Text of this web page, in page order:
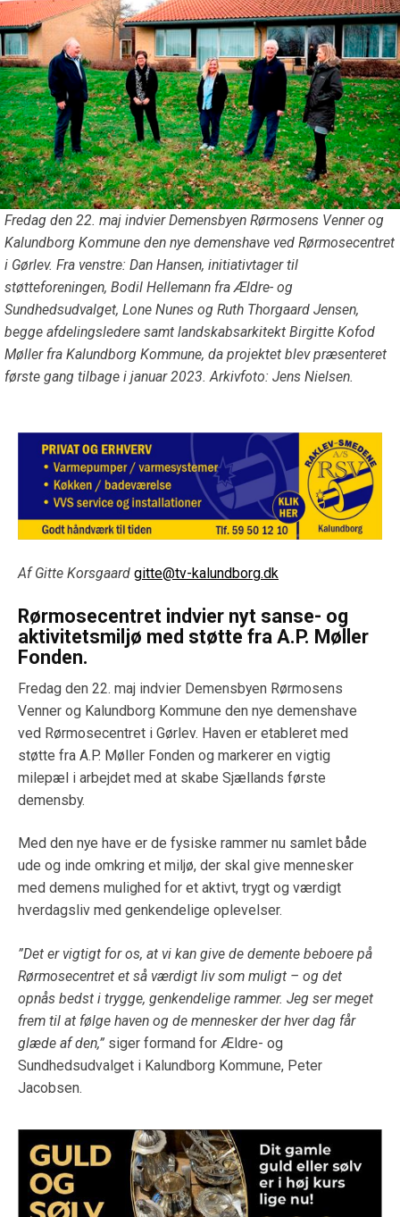
Fredag den 22. maj indvier Demensbyen Rørmosens Venner og
Kalundborg Kommune den nye demenshave ved Rørmosecentret
i Gørlev. Fra venstre: Dan Hansen, initiativtager til
støtteforeningen, Bodil Hellemann fra Ældre- og
Sundhedsudvalget, Lone Nunes og Ruth Thorgaard Jensen,
begge afdelingsledere samt landskabsarkitekt Birgitte Kofod
Møller fra Kalundborg Kommune, da projektet blev præsenteret
første gang tilbage i januar 2023. Arkivfoto: Jens Nielsen.
Af Gitte Korsgaard gitte@tv-kalundborg.dk
Rørmosecentret indvier nyt sanse- og
aktivitetsmiljø med støtte fra A.P. Møller
Fonden.
Fredag den 22. maj indvier Demensbyen Rørmosens
Venner og Kalundborg Kommune den nye demenshave
ved Rørmosecentret i Gørlev. Haven er etableret med
støtte fra A.P. Møller Fonden og markerer en vigtig
milepæl i arbejdet med at skabe Sjællands første
demensby.
Med den nye have er de fysiske rammer nu samlet både
ude og inde omkring et miljø, der skal give mennesker
med demens mulighed for et aktivt, trygt og værdigt
hverdagsliv med genkendelige oplevelser.
”Det er vigtigt for os, at vi kan give de demente beboere på
Rørmosecentret et så værdigt liv som muligt – og det
opnås bedst i trygge, genkendelige rammer. Jeg ser meget
frem til at følge haven og de mennesker der hver dag får
glæde af den,” siger formand for Ældre- og
Sundhedsudvalget i Kalundborg Kommune, Peter
Jacobsen.